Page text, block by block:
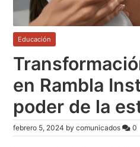
Educación
en Rambla
poder de la
febrero 5, 2024 bycomunicados 0